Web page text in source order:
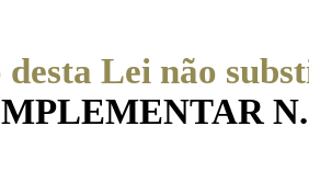
desta Lei não